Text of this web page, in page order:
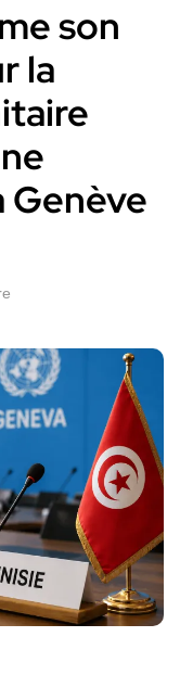
son
la
Genève